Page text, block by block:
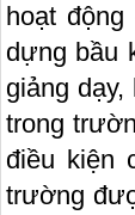
hoạt
dựng bầu
giảng
trong
điều kiện
trường